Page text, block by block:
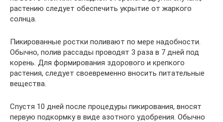
растению следует обеспечить укрытие от жаркого
солнца.
Пикированные ростки поливают по мере надобности.
Обычно, полив рассады проводят 3 раза в 7 дней под
корень. Для формирования здорового и крепкого
растения, следует своевременно вносить питательные
вещества.
Спустя 10 дней после процедуры пикирования, вносят
первую подкормку в виде азотного удобрения. Обычно